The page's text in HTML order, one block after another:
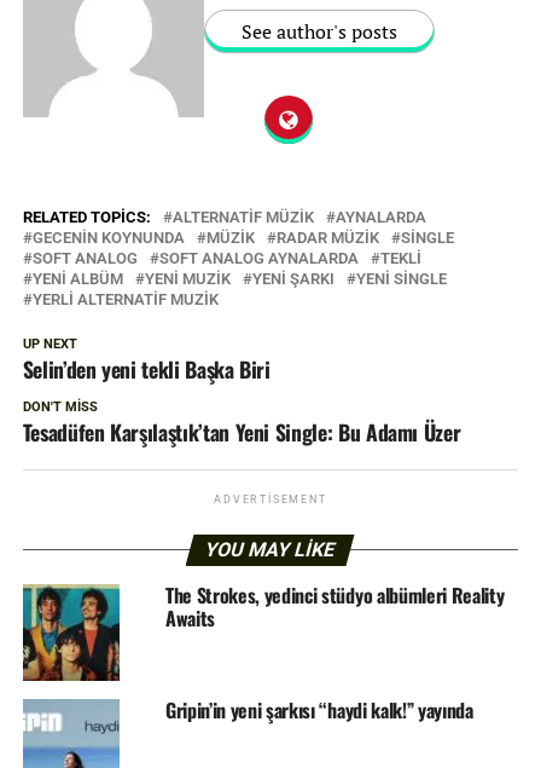
See author's posts
RELATED TOPICS: ALTERNATIF MÜZIK
AYNALARDA
GECENIN KOYNUNDA
MÜZIK RADAR MÜZIK
SINGLE
SOFT ANALOG
SOFT ANALOG AYNALARDA
TEKLI
YENI ALBÜM
YENI MUZIK YENI ŞARKI
YENI SINGLE
YERLI ALTERNATIF MUZIK
UP NEXT
Selin’den yeni tekli Başka Biri
DON'T MISS
Tesadüfen Karşılaştık’tan Yeni Single: Bu Adamı Üzer
ADVERTISEMENT
YOU MAY LIKE
The Strokes, yedinci stüdyo albümleri Reality
Awaits
Gripin’in yeni şarkısı “haydi kalk!” yayında